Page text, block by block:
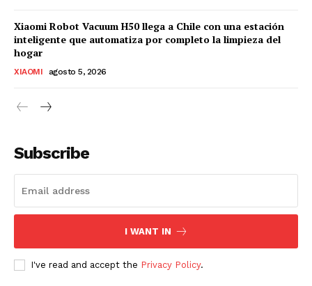
Xiaomi Robot Vacuum H50 llega a Chile con una estación
inteligente que automatiza por completo la limpieza del
hogar
XIAOMI agosto 5, 2026
Subscribe
I WANT IN
I've read and accept the Privacy Policy.